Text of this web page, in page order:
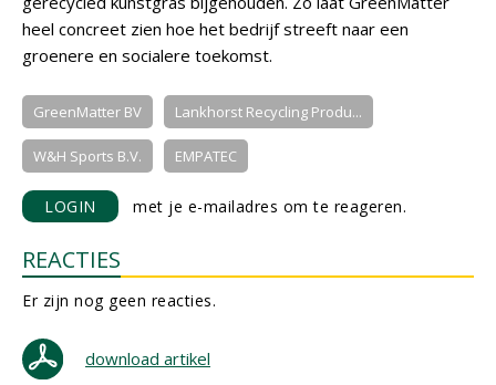
heel concreet zien hoe het bedrijf streeft naar een
groenere en socialere toekomst.
GreenMatter BV Lankhorst Recycling Produ...
W&H Sports B.V. EMPATEC
LOGIN met je e-mailadres om te reageren.
REACTIES
Er zijn nog geen reacties.
download artikel